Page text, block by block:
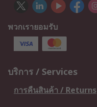
พวกเรายอมรับ
บริการ / Services
การคืนสินค้า / Returns